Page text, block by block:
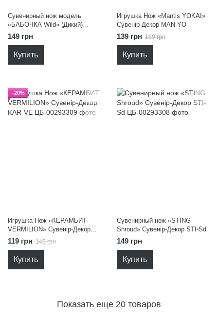
Сувенирный нож модель
«БАБОЧКА Wild» (Дикий)
Сувенір-Декор BAL-Wil
149 грн
Купить
Игрушка Нож «Mantis YOKAI»
Сувенір-Декор MAN-YO
139 грн 169 грн
Купить
−20%
Игрушка Нож «КЕРАМБИТ
VERMILION» Сувенір-Декор
KAR-VE
119 грн 149 грн
Купить
Сувенирный нож «STING
Shroud» Сувенір-Декор STI-Sd
149 грн
Купить
Показать еще 20 товаров